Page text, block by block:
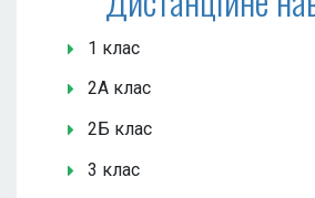
1 клас
2А клас
2Б клас
3 клас